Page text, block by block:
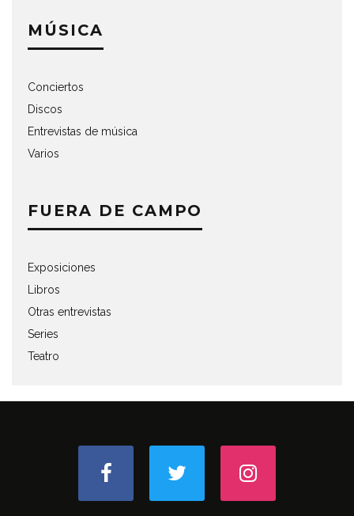
MÚSICA
Conciertos
Discos
Entrevistas de música
Varios
FUERA DE CAMPO
Exposiciones
Libros
Otras entrevistas
Series
Teatro